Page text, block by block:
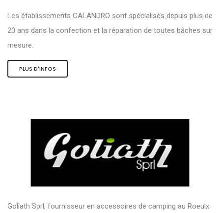
Les établissements CALANDRO sont spécialisés depuis plus de
20 ans dans la confection et la réparation de toutes bâches sur
mesure.
PLUS D'INFOS
Goliath Sprl, fournisseur en accessoires de camping au Roeulx